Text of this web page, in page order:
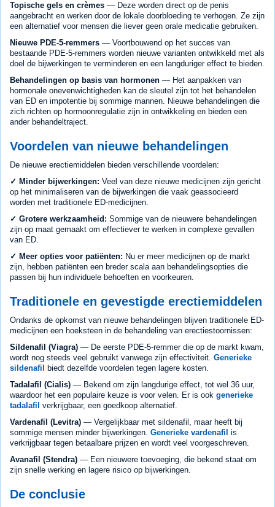
Topische gels en crèmes — Deze worden direct op de penis
aangebracht en werken door de lokale doorbloeding te verhogen. Ze zijn
een alternatief voor mensen die liever geen orale medicatie gebruiken.
Nieuwe PDE-5-remmers — Voortbouwend op het succes van
bestaande PDE-5-remmers worden nieuwe varianten ontwikkeld met als
doel de bijwerkingen te verminderen en een langduriger effect te bieden.
Behandelingen op basis van hormonen — Het aanpakken van
hormonale onevenwichtigheden kan de sleutel zijn tot het behandelen
van ED en impotentie bij sommige mannen. Nieuwe behandelingen die
zich richten op hormoonregulatie zijn in ontwikkeling en bieden een
ander behandeltraject.
Voordelen van nieuwe behandelingen
De nieuwe erectiemiddelen bieden verschillende voordelen:
✓ Minder bijwerkingen: Veel van deze nieuwe medicijnen zijn gericht
op het minimaliseren van de bijwerkingen die vaak geassocieerd
worden met traditionele ED-medicijnen.
✓ Grotere werkzaamheid: Sommige van de nieuwere behandelingen
zijn op maat gemaakt om effectiever te werken in complexe gevallen
van ED.
✓ Meer opties voor patiënten: Nu er meer medicijnen op de markt
zijn, hebben patiënten een breder scala aan behandelingsopties die
passen bij hun individuele behoeften en voorkeuren.
Traditionele en gevestigde erectiemiddelen
Ondanks de opkomst van nieuwe behandelingen blijven traditionele ED-
medicijnen een hoeksteen in de behandeling van erectiestoornissen:
Sildenafil (Viagra) — De eerste PDE-5-remmer die op de markt kwam,
wordt nog steeds veel gebruikt vanwege zijn effectiviteit. Generieke
sildenafil biedt dezelfde voordelen tegen lagere kosten.
Tadalafil (Cialis) — Bekend om zijn langdurige effect, tot wel 36 uur,
waardoor het een populaire keuze is voor velen. Er is ook generieke
tadalafil verkrijgbaar, een goedkoop alternatief.
Vardenafil (Levitra) — Vergelijkbaar met sildenafil, maar heeft bij
sommige mensen minder bijwerkingen. Generieke vardenafil is
verkrijgbaar tegen betaalbare prijzen en wordt veel voorgeschreven.
Avanafil (Stendra) — Een nieuwere toevoeging, die bekend staat om
zijn snelle werking en lagere risico op bijwerkingen.
De conclusie